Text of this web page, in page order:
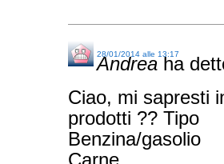
Andrea ha
28/01/2014 alle 13:17
Ciao, mi sapresti
prodotti ?? Tipo
Benzina/gasolio